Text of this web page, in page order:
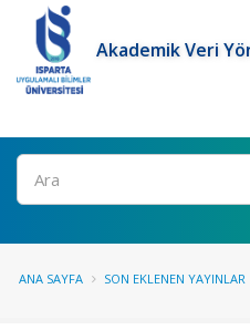
Akademik Veri
Ara
ANA SAYFA SON EKLENEN YAYINLAR